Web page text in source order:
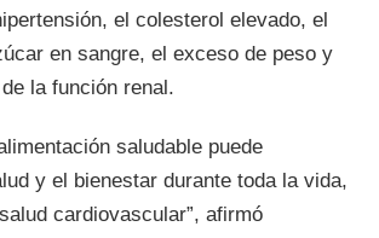
el colesterol elevado, el
en sangre, el exceso de peso y
la función renal.
saludable puede
y el bienestar durante toda la vida,
cardiovascular”, afirmó